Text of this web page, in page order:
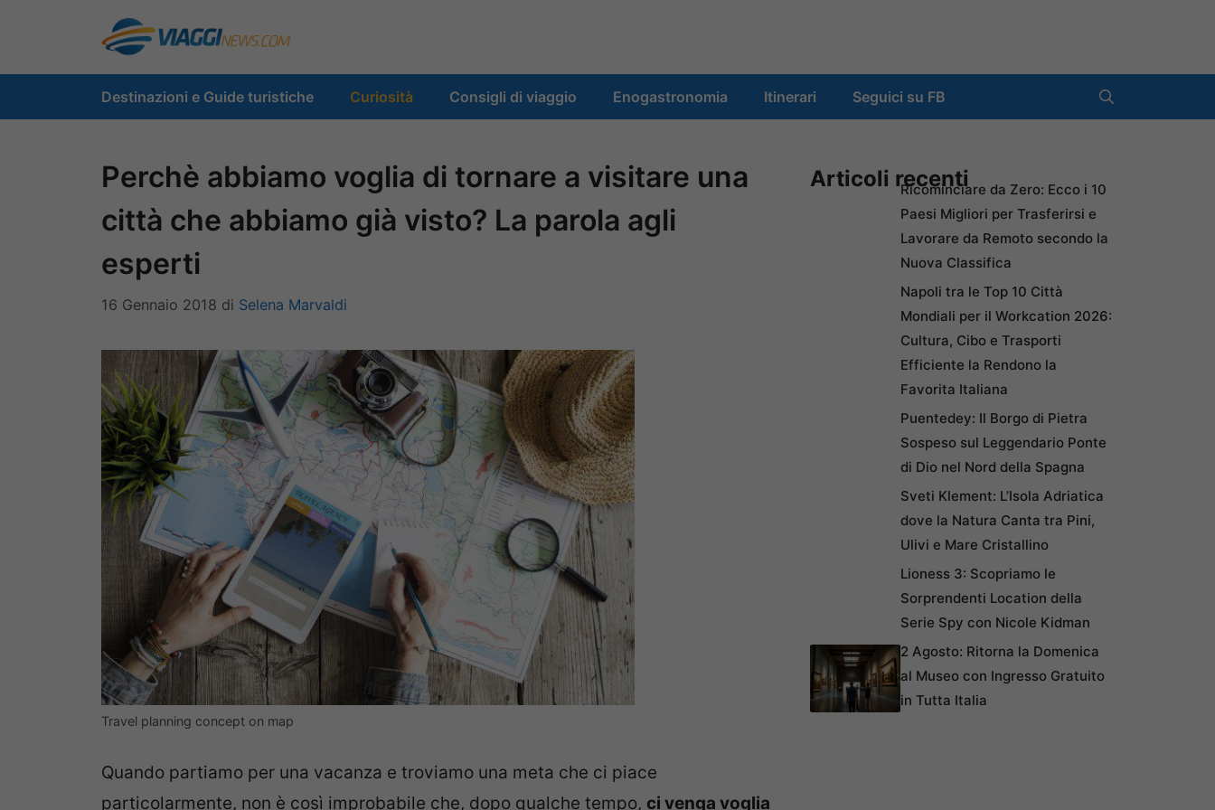
contenuto
Destinazioni e Guide turistiche Curiosità Consigli di viaggio Enogastronomia Itinerari Seguici su FB
Perchè abbiamo voglia di tornare a visitare una
città che abbiamo già visto? La parola agli
esperti
16 Gennaio 2018 di Selena Marvaldi
Travel planning concept on map
Quando partiamo per una vacanza e troviamo una meta che ci piace
particolarmente, non è così improbabile che, dopo qualche tempo, ci venga voglia
Articoli recentiRicominciare da Zero: Ecco i 10
Paesi Migliori per Trasferirsi e
Lavorare da Remoto secondo la
Nuova Classifica
Napoli tra le Top 10 Città
Mondiali per il Workcation 2026:
Cultura, Cibo e Trasporti
Efficiente la Rendono la
Favorita Italiana
Puentedey: Il Borgo di Pietra
Sospeso sul Leggendario Ponte
di Dio nel Nord della Spagna
Sveti Klement: L’Isola Adriatica
dove la Natura Canta tra Pini,
Ulivi e Mare Cristallino
Lioness 3: Scopriamo le
Sorprendenti Location della
Serie Spy con Nicole Kidman
2 Agosto: Ritorna la Domenica
al Museo con Ingresso Gratuito
in Tutta Italia